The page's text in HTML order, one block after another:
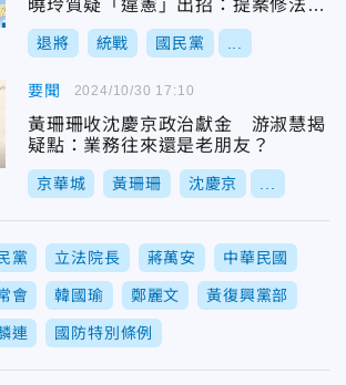
曉玲質疑「違憲」出招：提案修法刪
罰則
退將 統戰 國民黨
要聞
黃珊珊收沈慶京政治獻金 游淑慧揭
疑點：業務往來還是老朋友？
京華城 黃珊珊 沈慶京
2024/10/30 17:10
黨 立法院長 蔣萬安 中華民國
會 韓國瑜 鄭麗文 黃復興黨部
連 國防特別條例